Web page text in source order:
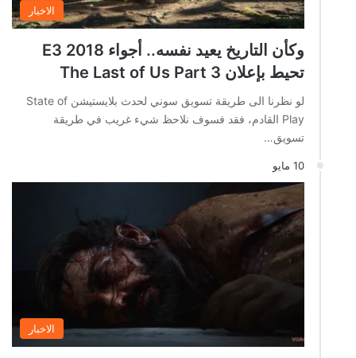
الاخبار
وكأن التاريخ يعيد نفسه.. أجواء E3 2018
تحيط بإعلان The Last of Us Part 3
لو نظرنا الى طريقة تسويق سوني لحدث بلايستيشن State of
Play القادم، فقد فسوف نلاحظ شيء غريب في طريقة
تسويق…
10 مايو
الاخبار